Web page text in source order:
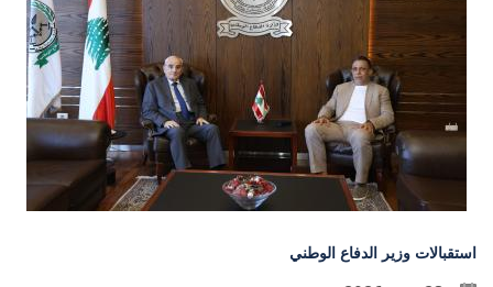
استقبالات وزير الدفاع الوطني